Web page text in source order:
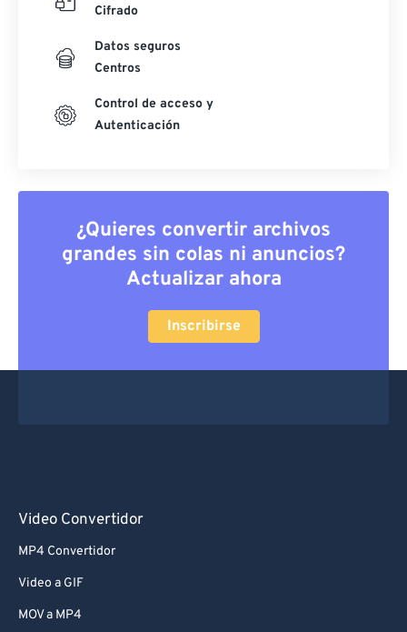
Cifrado
Datos seguros
Centros
Control de acceso y
Autenticación
¿Quieres convertir archivos
grandes sin colas ni anuncios?
Actualizar ahora
Inscribirse
Video Convertidor
MP4 Convertidor
Video a GIF
MOV a MP4